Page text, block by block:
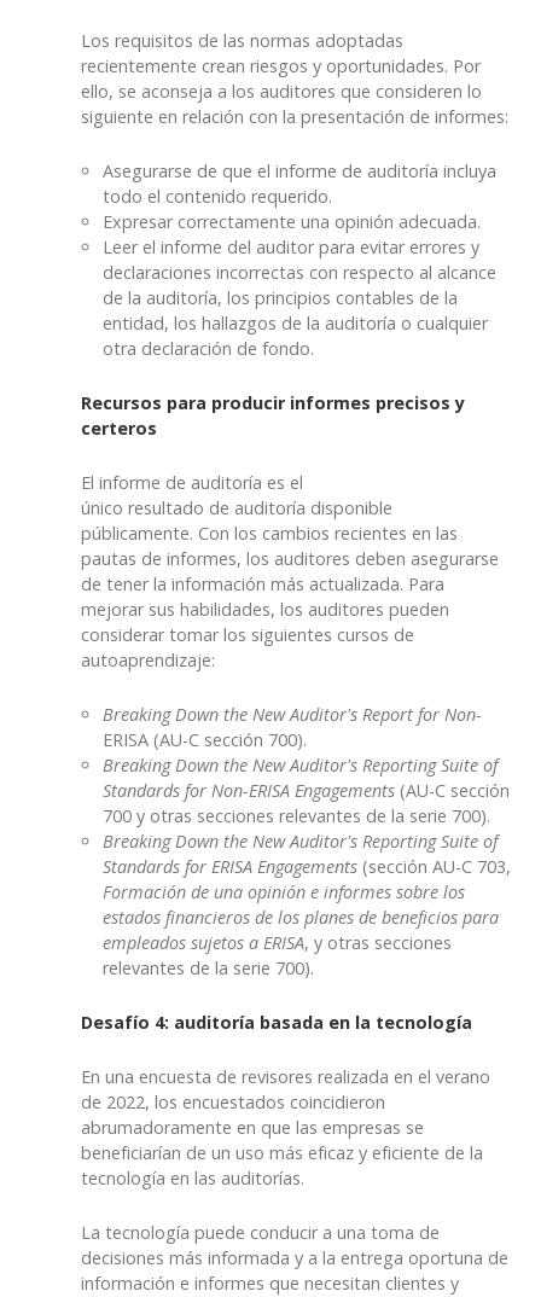
Los requisitos de las normas adoptadas
recientemente crean riesgos y oportunidades. Por
ello, se aconseja a los auditores que consideren lo
siguiente en relación con la presentación de informes:
Asegurarse de que el informe de auditoría incluya
todo el contenido requerido.
Expresar correctamente una opinión adecuada.
Leer el informe del auditor para evitar errores y
declaraciones incorrectas con respecto al alcance
de la auditoría, los principios contables de la
entidad, los hallazgos de la auditoría o cualquier
otra declaración de fondo.
Recursos para producir informes precisos y
certeros
El informe de auditoría es el
único resultado de auditoría disponible
públicamente. Con los cambios recientes en las
pautas de informes, los auditores deben asegurarse
de tener la información más actualizada. Para
mejorar sus habilidades, los auditores pueden
considerar tomar los siguientes cursos de
autoaprendizaje:
Breaking Down the New Auditor's Report for Non-
ERISA (AU-C sección 700).
Breaking Down the New Auditor's Reporting Suite of
Standards for Non-ERISA Engagements (AU-C sección
700 y otras secciones relevantes de la serie 700).
Breaking Down the New Auditor's Reporting Suite of
Standards for ERISA Engagements (sección AU-C 703,
Formación de una opinión e informes sobre los
estados financieros de los planes de beneficios para
empleados sujetos a ERISA, y otras secciones
relevantes de la serie 700).
Desafío 4: auditoría basada en la tecnología
En una encuesta de revisores realizada en el verano
de 2022, los encuestados coincidieron
abrumadoramente en que las empresas se
beneficiarían de un uso más eficaz y eficiente de la
tecnología en las auditorías.
La tecnología puede conducir a una toma de
decisiones más informada y a la entrega oportuna de
información e informes que necesitan clientes y